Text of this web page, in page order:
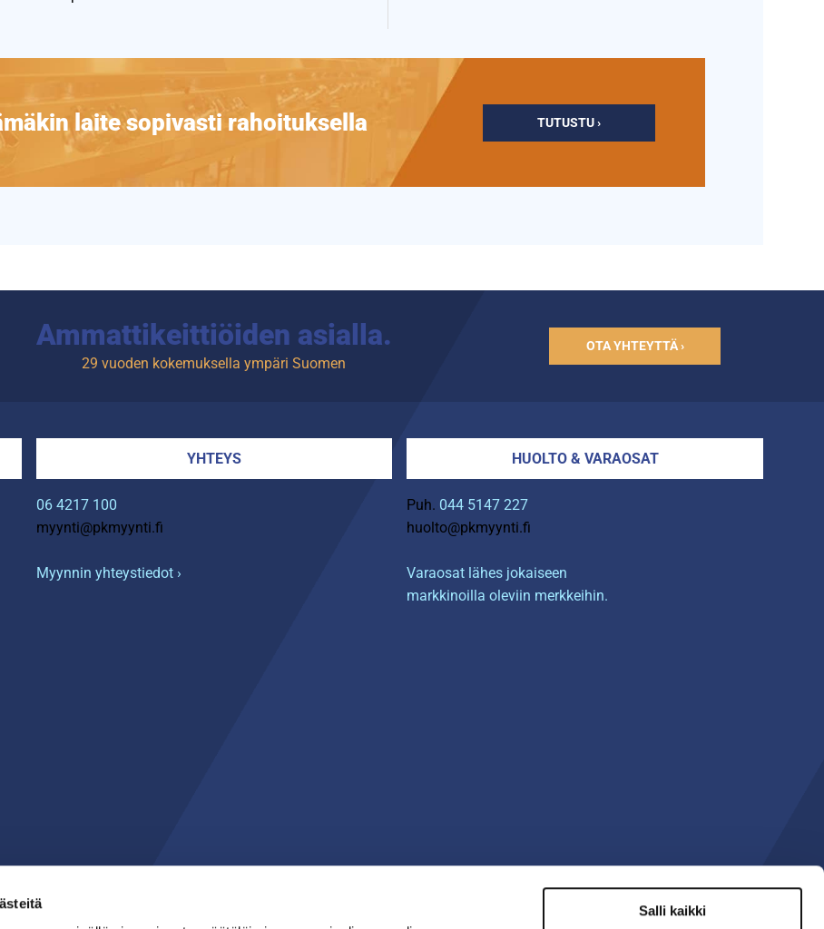
Salli kaikki
laite sopivasti rahoituksella TUTUSTU ›
Ammattikeittiöiden asialla.
29 vuoden kokemuksella ympäri Suomen
OTA YHTEYTTÄ ›
YHTEYS
06 4217 100
myynti@pkmyynti.fi
Myynnin yhteystiedot ›
HUOLTO & VARAOSAT
Puh. 044 5147 227
huolto@pkmyynti.fi
Varaosat lähes jokaiseen
markkinoilla oleviin merkkeihin.